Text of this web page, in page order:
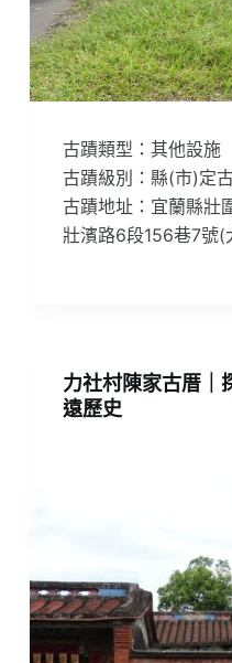
古蹟類型：其他設施
古蹟級別：縣(市)定
古蹟地址：宜蘭縣壯
壯濱路6段156巷7號(
力社村陳家古厝｜
遠歷史